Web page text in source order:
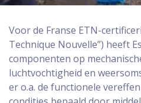
Voor de Franse ETN-
Technique Nouvelle”) heeft
componenten op
luchtvochtigheid en
er o.a. de functionele